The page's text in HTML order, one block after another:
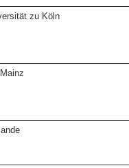
zu Köln